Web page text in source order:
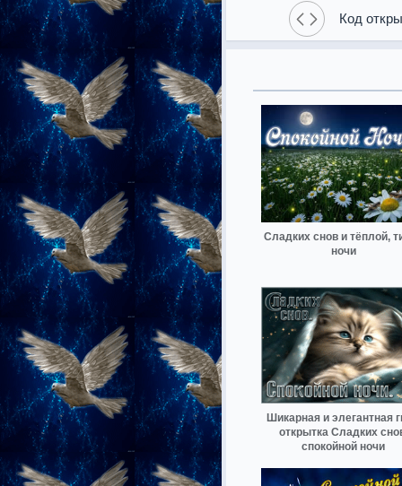
Код
Сладких снов и тёплой,
ночи
Шикарная и элегантная
открытка Сладких
спокойной ночи